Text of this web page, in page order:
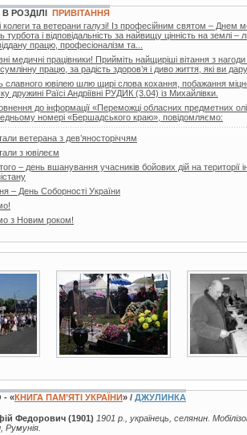
РОЗДІЛІ ПРИВІТАННЯ
колеги та ветерани галузі! Із професійним святом –
турбота і відповідальність за найвищу цінність на землі
працю, професіоналізм та...
медичні працівники! Прийміть найщиріші вітання з
працю, за радість здоров’я і диво життя, які ви
славного ювілею шлю щирі слова кохання, побажання
дружині Раїсі Андріївні РУДИК (3.04) із Михайлівки.
до інформації «Переможці обласних предметних
номері «Бершадського краю», повідомляємо:
ветерана з дев’яносторіччям
з ювілеєм
– день вшанування учасників бойових дій на території
– День Соборності України
з Новим роком!
10 фото 4 фото
- «КНИГА ПАМ’ЯТІ УКРАЇНИ» / ДЖУЛИНКА
Федорович (1901) 1901 р., українець, селянин.